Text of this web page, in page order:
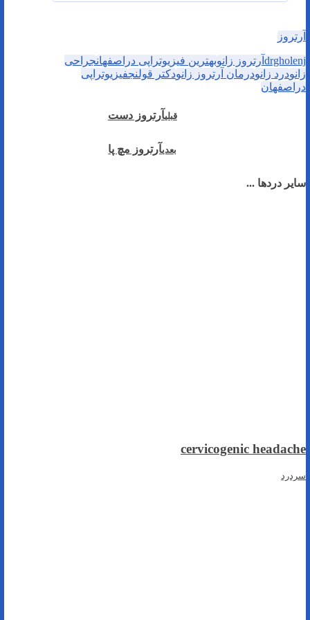
آرتروز
drgholenj آرتروز زانوبهترین فیزیوتراپی دراصفهانجراحی
زانودرد زانودرمان آرتروز زانودکتر قولنجفیزیوتراپی
دراصفهان
قبلیآرتروز دست
بعدیآرتروز مچ پا
سایر دردها ...
cervicogenic headache
سردرد